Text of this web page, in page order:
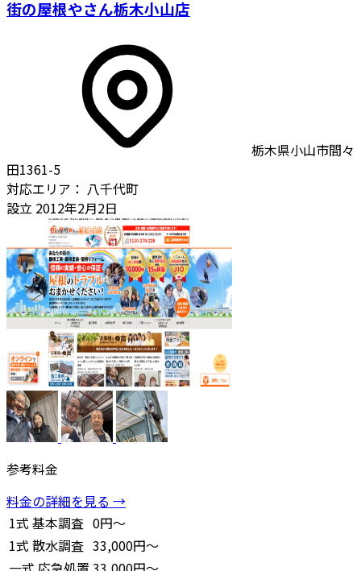
街の屋根やさん栃木小山店
栃木県小山市間々
田1361-5
対応エリア： 八千代町
設立 2012年2月2日
参考料金
料金の詳細を見る →
1式 基本調査 0円～
1式 散水調査 33,000円～